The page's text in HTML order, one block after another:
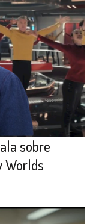
sobre
Worlds